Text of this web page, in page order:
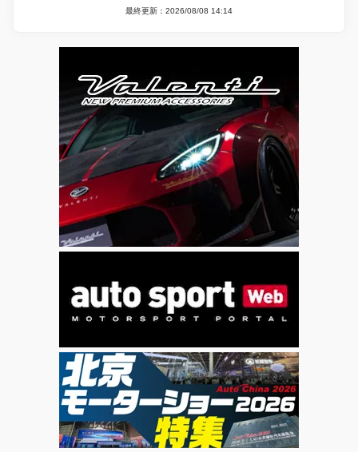
最終更新：2026/08/08 14:14